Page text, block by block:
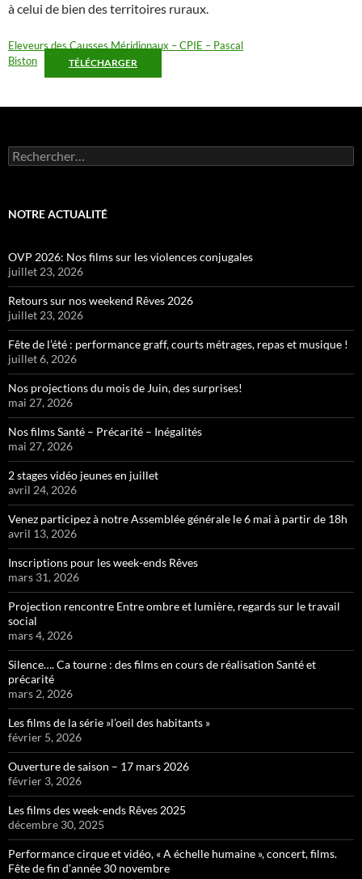
à celui de bien des territoires ruraux.
Eleveurs des Causses Méridionaux – CPIE – Pascal
Biston
TÉLÉCHARGER
Rechercher :
NOTRE ACTUALITÉ
OVP 2026: Nos films sur les violences conjugales
juillet 23, 2026
Retours sur nos weekend Rêves 2026
juillet 23, 2026
Fête de l’été : performance graff, courts métrages, repas et musique !
juillet 6, 2026
Nos projections du mois de Juin, des surprises!
mai 27, 2026
Nos films Santé – Précarité – Inégalités
mai 27, 2026
2 stages vidéo jeunes en juillet
avril 24, 2026
Venez participez à notre Assemblée générale le 6 mai à partir de 18h
avril 13, 2026
Inscriptions pour les week-ends Rêves
mars 31, 2026
Projection rencontre Entre ombre et lumière, regards sur le travail
social
mars 4, 2026
Silence…. Ca tourne : des films en cours de réalisation Santé et
précarité
mars 2, 2026
Les films de la série »l’oeil des habitants »
février 5, 2026
Ouverture de saison – 17 mars 2026
février 3, 2026
Les films des week-ends Rêves 2025
décembre 30, 2025
Performance cirque et vidéo, « A échelle humaine », concert, films.
Fête de fin d’année 30 novembre